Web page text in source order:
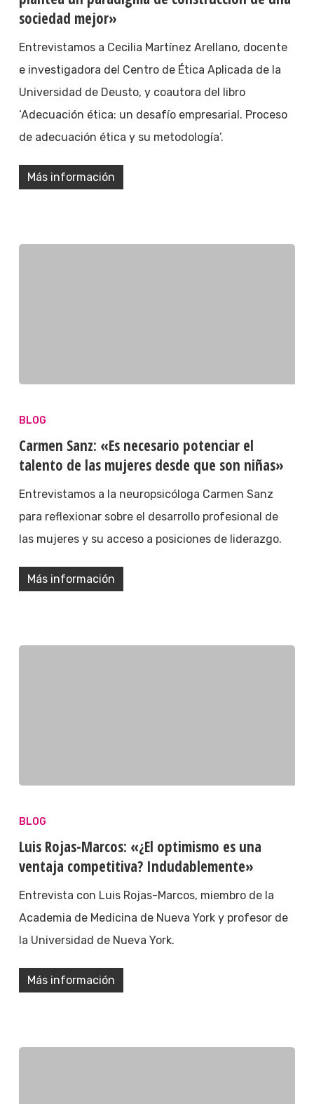
sociedad mejor»
Entrevistamos a Cecilia Martínez Arellano, docente
e investigadora del Centro de Ética Aplicada de la
Universidad de Deusto, y coautora del libro
‘Adecuación ética: un desafío empresarial. Proceso
de adecuación ética y su metodología’.
Más información
BLOG
Carmen Sanz: «Es necesario potenciar el
talento de las mujeres desde que son niñas»
Entrevistamos a la neuropsicóloga Carmen Sanz
para reflexionar sobre el desarrollo profesional de
las mujeres y su acceso a posiciones de liderazgo.
Más información
BLOG
Luis Rojas-Marcos: «¿El optimismo es una
ventaja competitiva? Indudablemente»
Entrevista con Luis Rojas-Marcos, miembro de la
Academia de Medicina de Nueva York y profesor de
la Universidad de Nueva York.
Más información